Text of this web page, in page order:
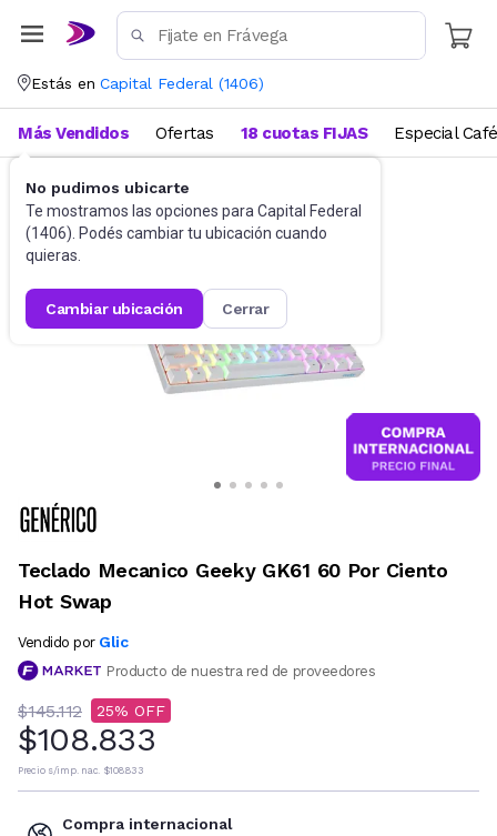
Estás en Capital Federal (1406)
No pudimos ubicarte
Te mostramos las opciones para Capital Federal
(1406). Podés cambiar tu ubicación cuando
quieras.
cambiar ubicación cerrar
Más Vendidos Ofertas 18 cuotas FIJAS Especial Café
Gaming PC Teclados
Teclado Mecanico Geeky GK61 60 Por Ciento
Hot Swap
Vendido por Glic
Producto de nuestra red de proveedores
$145.112 25
$108.833
Precio s/imp. nac. $108.833
Compra internacional